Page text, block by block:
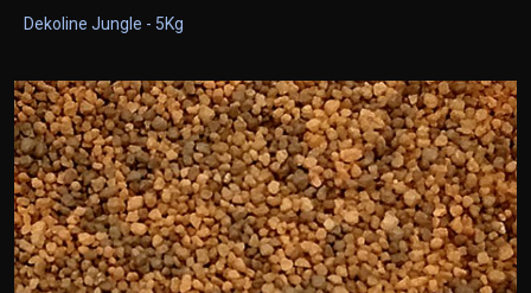
Dekoline Jungle - 5Kg